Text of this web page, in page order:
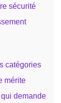
sécurité
catégories
mérite
demande